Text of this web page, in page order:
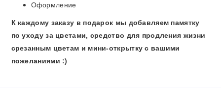
Оформление
К каждому заказу в подарок мы добавляем памятку
по уходу за цветами, средство для продления жизни
срезанным цветам и мини-открытку с вашими
пожеланиями :)